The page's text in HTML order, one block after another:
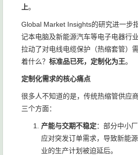
上。
Global Market Insights的研究进一步
记本电脑及新能源汽车等电子电器行
拉动了对电线电缆保护（热缩套管）
着什么？ 标准品已死，定制化为王。
定制化需求的核心痛点
很多人不知道的是，传统热缩管供应
三个方面：
产能与交期不稳定：部分中小
应对突发订单需求，导致新能
业的生产计划被迫延后。